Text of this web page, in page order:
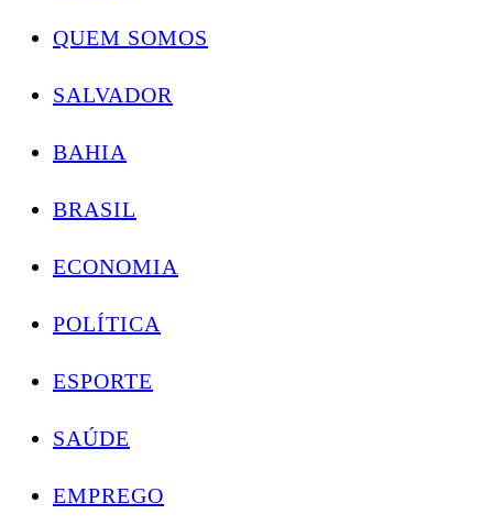
QUEM SOMOS
SALVADOR
BAHIA
BRASIL
ECONOMIA
POLÍTICA
ESPORTE
SAÚDE
EMPREGO